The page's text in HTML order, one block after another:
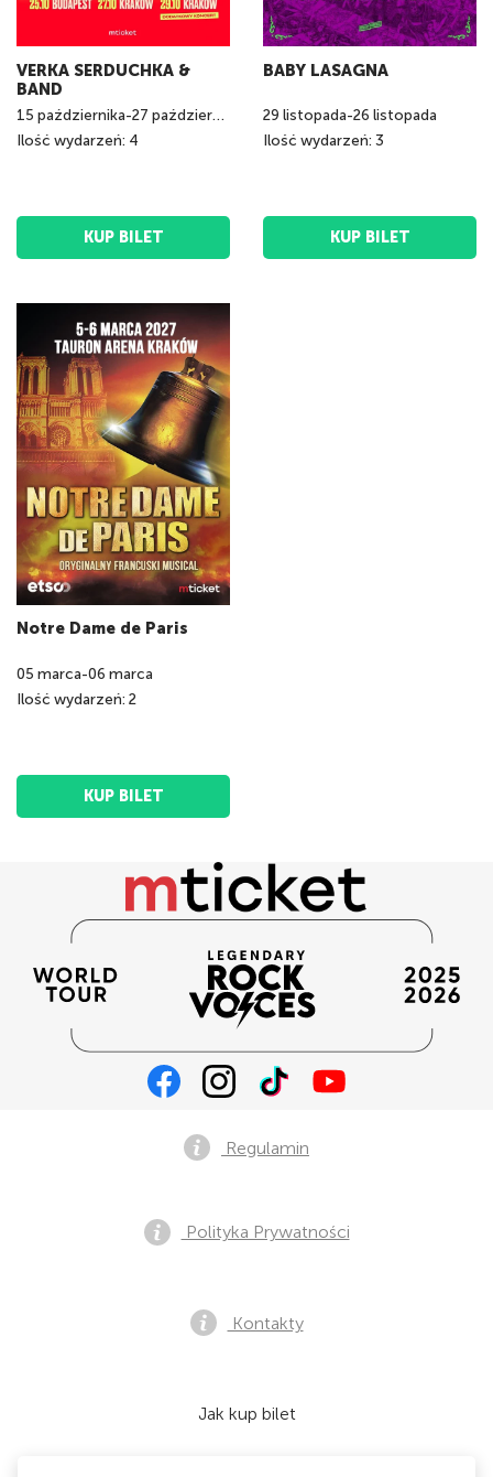
VERKA SERDUCHKA &
BAND
15 października-27 października
Ilość wydarzeń: 4
KUP BILET
BABY LASAGNA
29 listopada-26 listopada
Ilość wydarzeń: 3
KUP BILET
Notre Dame de Paris
05 marca-06 marca
Ilość wydarzeń: 2
KUP BILET
Regulamin
Polityka Prywatności
Kontakty
Jak kup bilet